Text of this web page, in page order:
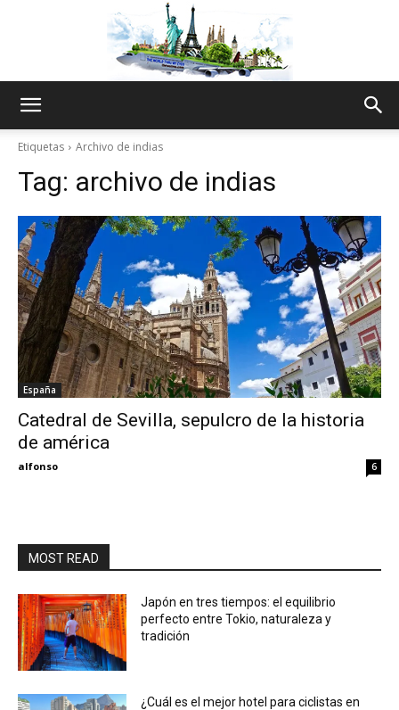
Thru
My
Etiquetas Archivo de indias
Tag: archivo de indias
España
Catedral de Sevilla, sepulcro de la historia
de américa
alfonso 6
MOST READ
Japón en tres tiempos: el equilibrio
perfecto entre Tokio, naturaleza y
tradición
¿Cuál es el mejor hotel para ciclistas en